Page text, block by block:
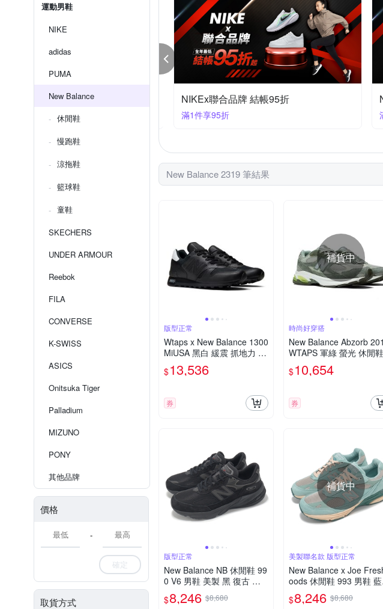
運動男鞋
NIKE
adidas
PUMA
New Balance
休閒鞋
慢跑鞋
涼拖鞋
籃球鞋
童鞋
SKECHERS
UNDER ARMOUR
Reebok
FILA
CONVERSE
K-SWISS
ASICS
Onitsuka Tiger
Palladium
MIZUNO
PONY
其他品牌
價格
-
確定
取貨方式
牌日潮鞋限定999起 最高再折450 NIKEx聯合品牌 結帳95折
滿1件享95折
New Balance 2319 筆結果
版型正常
Wtaps x New Balance 1300
MiUSA 黑白 緩震 抓地力 皮
革 休閒鞋 U1300WT
$13,536
券
補貨中
時尚好穿搭
New Balance Abzorb
WTAPS 軍綠 螢光 休閒鞋
運動鞋 男鞋 U2010WT
$10,654
券
版型正常
New Balance NB 休閒鞋 99
0 V6 男鞋 美製 黑 復古 反
光 NB 紐巴倫 U990BB6-D
$8,246 $8,680
補貨中
美製聯名款 版型正常
New Balance x Joe
oods 休閒鞋 993 男鞋
聯名 美製 麂皮 經典 NB
993JF1-D
$8,246 $8,680